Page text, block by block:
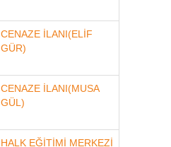
CENAZE İLANI(ELİF
GÜR)
CENAZE İLANI(MUSA
GÜL)
HALK EĞİTİMİ MERKEZİ